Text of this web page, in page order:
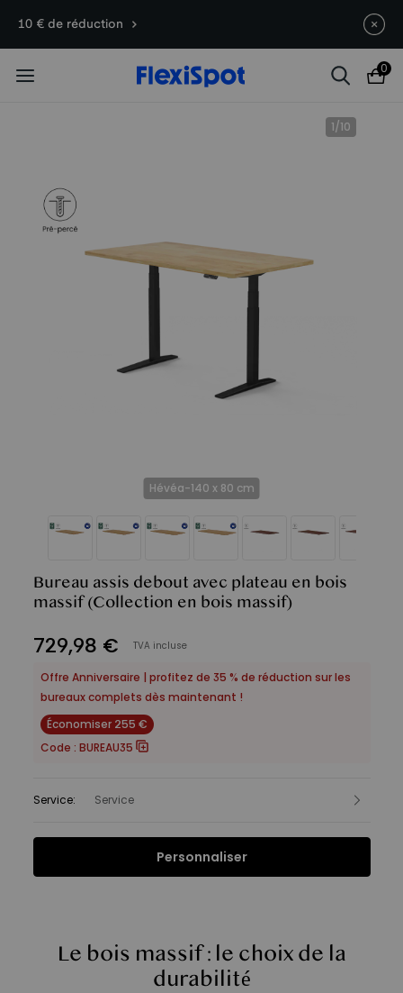
Offres du 10e anniversaire | C7
Morpher dès 579,99 €
: 09
0
1/10
Hévéa-140 x 80 cm
Bureau assis debout avec plateau en bois
massif (Collection en bois massif)
729,98 € TVA incluse
Offre Anniversaire | profitez de 35 % de réduction sur les
bureaux complets dès maintenant !
Économiser 255 €
Code : BUREAU35
Service: Service
Personnaliser
Le bois massif : le choix de la
durabilité
10 € de réduction